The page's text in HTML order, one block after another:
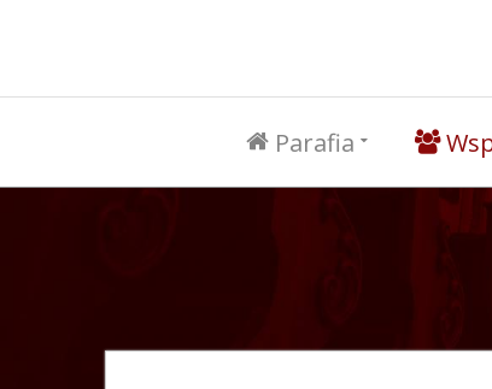
Parafia